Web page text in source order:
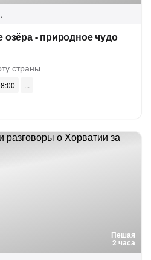
озёра - природное чудо
страны
Пешая
2 часа